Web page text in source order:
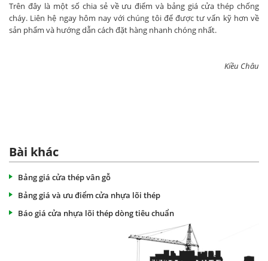
Trên đây là một số chia sẻ về ưu điểm và bảng giá cửa thép chống
cháy. Liên hệ ngay hôm nay với chúng tôi để được tư vấn kỹ hơn về
sản phẩm và hướng dẫn cách đặt hàng nhanh chóng nhất.
Kiều Châu
Bài khác
Bảng giá cửa thép vân gỗ
Bảng giá và ưu điểm cửa nhựa lõi thép
Báo giá cửa nhựa lõi thép dòng tiêu chuẩn